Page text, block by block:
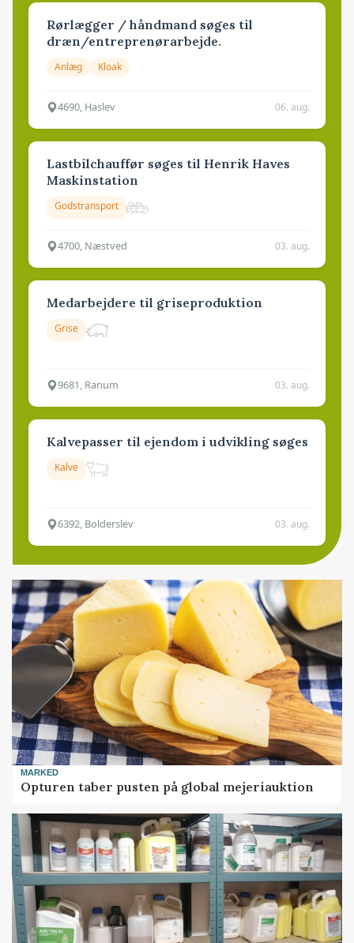
Rørlægger / håndmand søges til
dræn/entreprenørarbejde.
Anlæg Kloak
4690, Haslev 06. aug.
Lastbilchauffør søges til Henrik Haves
Maskinstation
Godstransport
4700, Næstved 03. aug.
Medarbejdere til griseproduktion
Grise
9681, Ranum 03. aug.
Kalvepasser til ejendom i udvikling søges
Kalve
6392, Bolderslev 03. aug.
MARKED
Opturen taber pusten på global mejeriauktion